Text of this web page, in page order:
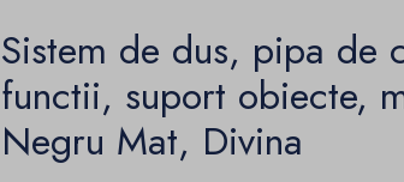
Sistem de dus, pipa de
functii, suport obiecte,
Negru Mat, Divina